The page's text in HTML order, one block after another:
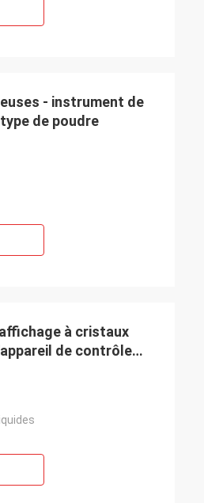
- instrument de
de poudre
à cristaux
de contrôle